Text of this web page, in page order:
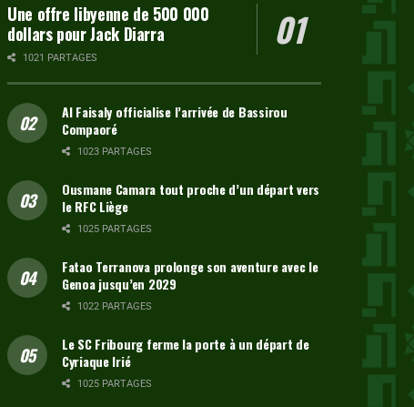
Une offre libyenne de 500 000
dollars pour Jack Diarra
1021 PARTAGES
Al Faisaly officialise l’arrivée de Bassirou
Compaoré
1023 PARTAGES
Ousmane Camara tout proche d’un départ vers
le RFC Liège
1025 PARTAGES
Fatao Terranova prolonge son aventure avec le
Genoa jusqu’en 2029
1022 PARTAGES
Le SC Fribourg ferme la porte à un départ de
Cyriaque Irié
1025 PARTAGES